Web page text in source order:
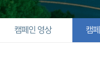
캠페인 영상 캠